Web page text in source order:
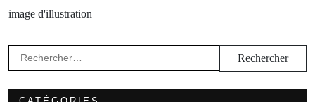
image d'illustration
Rechercher :